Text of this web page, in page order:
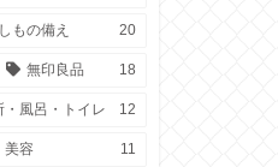
もの備え 20
無印良品 18
・風呂・トイレ 12
美容 11